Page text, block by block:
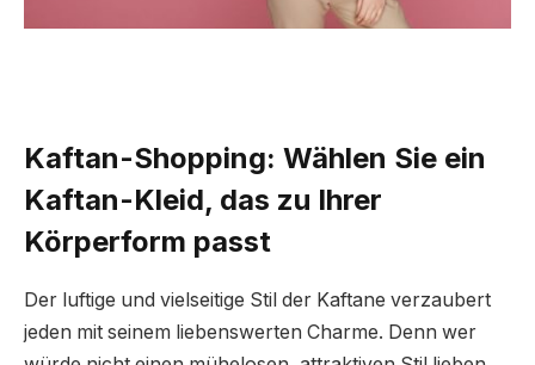
Kaftan-Shopping: Wählen Sie ein
Kaftan-Kleid, das zu Ihrer
Körperform passt
Der luftige und vielseitige Stil der Kaftane verzaubert
jeden mit seinem liebenswerten Charme. Denn wer